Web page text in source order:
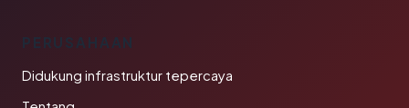
PERUSAHAAN
Didukung infrastruktur tepercaya